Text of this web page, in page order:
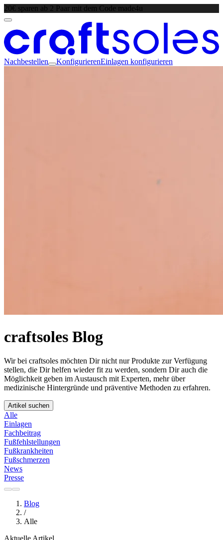
20€ sparen ab 2 Paar mit dem Code made4u
Nachbestellen KonfigurierenEinlagen konfigurieren
craftsoles Blog
Wir bei craftsoles möchten Dir nicht nur Produkte zur Verfügung
stellen, die Dir helfen wieder fit zu werden, sondern Dir auch die
Möglichkeit geben im Austausch mit Experten, mehr über
medizinische Hintergründe und präventive Methoden zu erfahren.
Artikel suchen
Alle
Einlagen
Fachbeitrag
Fußfehlstellungen
Fußkrankheiten
Fußschmerzen
News
Presse
Blog
/
Alle